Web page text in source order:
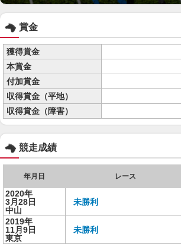
賞金
獲得賞金
本賞金
付加賞金
収得賞金（平地）
収得賞金（障害）
競走成績
年月日 レース
2020年
3月28日
中山
未勝利
2019年
11月9日
東京
未勝利